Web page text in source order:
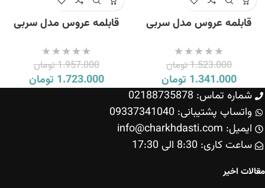
قابلمه عروس مدل سربی
1.523.000تومان
1.341.000 تومان
قابلمه عروس مدل سربی
1.957.000تومان
1.723.000 تومان
شماره تماس: 02188735878
واتساپ پشتیبانی: 09337341040
ایمیل: info@charkhdasti.com
ساعت کاری: 8:30 الی 17:30
مقالات اخیر